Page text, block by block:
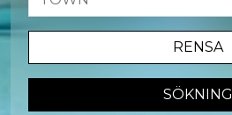
RENSA
SÖKNING